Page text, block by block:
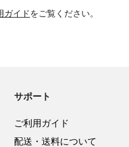
ガイドをご覧ください。
サポート
ご利用ガイド
配送・送料について